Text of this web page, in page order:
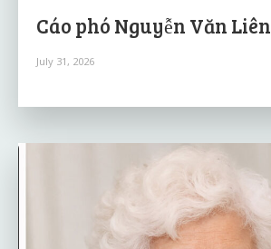
Cáo phó Nguyễn Văn Liên
July 31, 2026